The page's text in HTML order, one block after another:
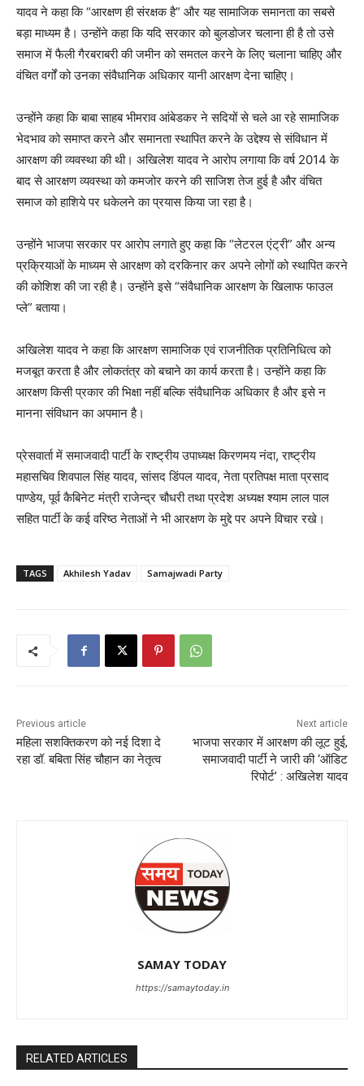
यादव ने कहा कि “आरक्षण ही संरक्षक है” और यह सामाजिक समानता का सबसे
बड़ा माध्यम है। उन्होंने कहा कि यदि सरकार को बुलडोजर चलाना ही है तो उसे
समाज में फैली गैरबराबरी की जमीन को समतल करने के लिए चलाना चाहिए और
वंचित वर्गों को उनका संवैधानिक अधिकार यानी आरक्षण देना चाहिए।
उन्होंने कहा कि बाबा साहब भीमराव आंबेडकर ने सदियों से चले आ रहे सामाजिक
भेदभाव को समाप्त करने और समानता स्थापित करने के उद्देश्य से संविधान में
आरक्षण की व्यवस्था की थी। अखिलेश यादव ने आरोप लगाया कि वर्ष 2014 के
बाद से आरक्षण व्यवस्था को कमजोर करने की साजिश तेज हुई है और वंचित
समाज को हाशिये पर धकेलने का प्रयास किया जा रहा है।
उन्होंने भाजपा सरकार पर आरोप लगाते हुए कहा कि “लेटरल एंट्री” और अन्य
प्रक्रियाओं के माध्यम से आरक्षण को दरकिनार कर अपने लोगों को स्थापित करने
की कोशिश की जा रही है। उन्होंने इसे “संवैधानिक आरक्षण के खिलाफ फाउल
प्ले” बताया।
अखिलेश यादव ने कहा कि आरक्षण सामाजिक एवं राजनीतिक प्रतिनिधित्व को
मजबूत करता है और लोकतंत्र को बचाने का कार्य करता है। उन्होंने कहा कि
आरक्षण किसी प्रकार की भिक्षा नहीं बल्कि संवैधानिक अधिकार है और इसे न
मानना संविधान का अपमान है।
प्रेसवार्ता में समाजवादी पार्टी के राष्ट्रीय उपाध्यक्ष किरणमय नंदा, राष्ट्रीय
महासचिव शिवपाल सिंह यादव, सांसद डिंपल यादव, नेता प्रतिपक्ष माता प्रसाद
पाण्डेय, पूर्व कैबिनेट मंत्री राजेन्द्र चौधरी तथा प्रदेश अध्यक्ष श्याम लाल पाल
सहित पार्टी के कई वरिष्ठ नेताओं ने भी आरक्षण के मुद्दे पर अपने विचार रखे।
TAGS Akhilesh Yadav Samajwadi Party
Previous article
महिला सशक्तिकरण को नई दिशा दे
रहा डॉ. बबिता सिंह चौहान का नेतृत्व
Next article
भाजपा सरकार में आरक्षण की लूट हुई,
समाजवादी पार्टी ने जारी की ‘ऑडिट
रिपोर्ट’ : अखिलेश यादव
SAMAY TODAY
https://samaytoday.in
RELATED ARTICLES